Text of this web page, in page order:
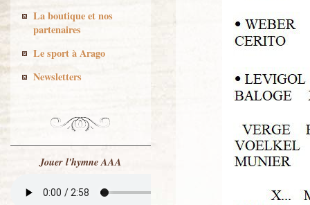
La boutique et nos
partenaires
Le sport à Arago
Newsletters
Jouer l'hymne AAA